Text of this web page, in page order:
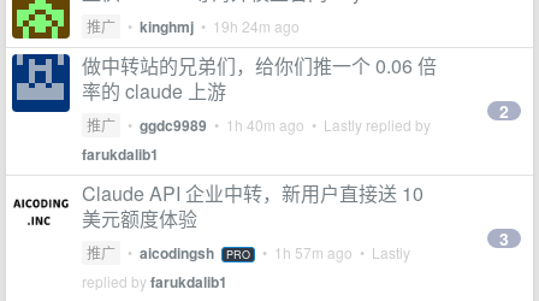
推广 • kinghmj • 19h 24m ago
做中转站的兄弟们，给你们推一个 0.06 倍
率的 claude 上游
推广 • ggdc9989 • 1h 40m ago • Lastly replied by
farukdalib1
2
Claude API 企业中转，新用户直接送 10
美元额度体验
推广 • aicodingsh PRO • 1h 57m ago • Lastly
replied byfarukdalib1
3